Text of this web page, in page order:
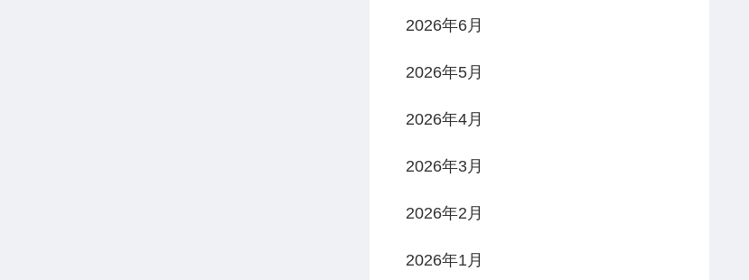
2026年6月
2026年5月
2026年4月
2026年3月
2026年2月
2026年1月